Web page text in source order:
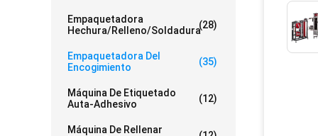
Empaquetadora
Hechura/relleno/soldadura(28)
Empaquetadora Del
Encogimiento
(35)
Máquina De Etiquetado
Auta-Adhesivo
(12)
Máquina De Rellenar